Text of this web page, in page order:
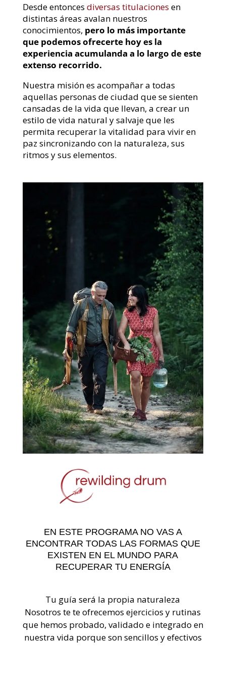
Desde entonces diversas titulaciones en
distintas áreas avalan nuestros
conocimientos, pero lo más importante
que podemos ofrecerte hoy es la
experiencia acumulanda a lo largo de este
extenso recorrido.
Nuestra misión es acompañar a todas
aquellas personas de ciudad que se sienten
cansadas de la vida que llevan, a crear un
estilo de vida natural y salvaje que les
permita recuperar la vitalidad para vivir en
paz sincronizando con la naturaleza, sus
ritmos y sus elementos.
EN ESTE PROGRAMA NO VAS A
ENCONTRAR TODAS LAS FORMAS QUE
EXISTEN EN EL MUNDO PARA
RECUPERAR TU ENERGÍA
Tu guía será la propia naturaleza
Nosotros te te ofrecemos ejercicios y rutinas
que hemos probado, validado e integrado en
nuestra vida porque son sencillos y efectivos